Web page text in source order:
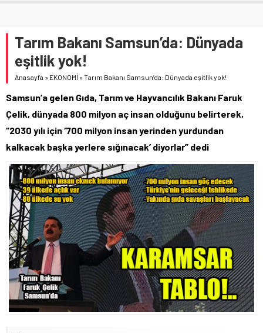
Tarım Bakanı Samsun’da: Dünyada
eşitlik yok!
Anasayfa » EKONOMİ »Tarım Bakanı Samsun’da: Dünyada eşitlik yok!
Samsun’a gelen Gıda, Tarım ve Hayvancılık Bakanı Faruk
Çelik, dünyada 800 milyon aç insan olduğunu belirterek,
“2030 yılı için ‘700 milyon insan yerinden yurdundan
kalkacak başka yerlere sığınacak’ diyorlar” dedi